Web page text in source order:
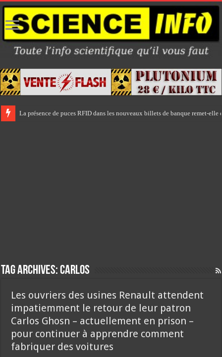
La présence de puces RFID dans les nouveaux billets de banque remet-
Tag Archives:carlos
Les ouvriers des usines Renault attendent
impatiemment le retour de leur patron
Carlos Ghosn – actuellement en prison –
pour continuer à apprendre comment
fabriquer des voitures